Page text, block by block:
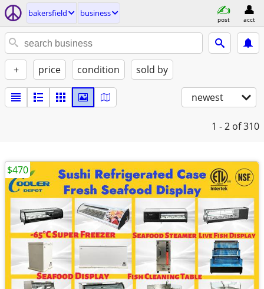
bakersfield business
post acct
+ price condition sold by
newest
1 - 2 of 310
$470